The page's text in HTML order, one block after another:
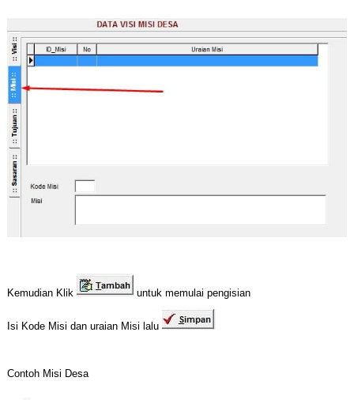
Kemudian Klik untuk memulai pengisian
Isi Kode Misi dan uraian Misi lalu
Contoh Misi Desa